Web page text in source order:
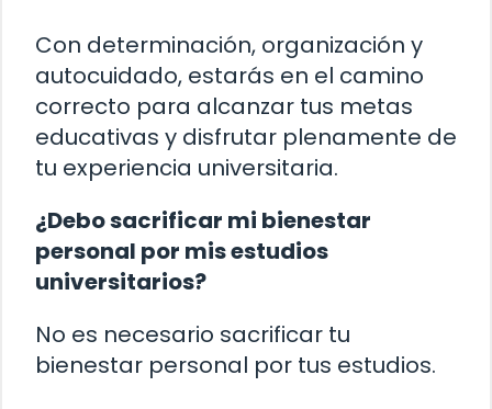
Con determinación, organización y
autocuidado, estarás en el camino
correcto para alcanzar tus metas
educativas y disfrutar plenamente de
tu experiencia universitaria.
¿Debo sacrificar mi bienestar
personal por mis estudios
universitarios?
No es necesario sacrificar tu
bienestar personal por tus estudios.